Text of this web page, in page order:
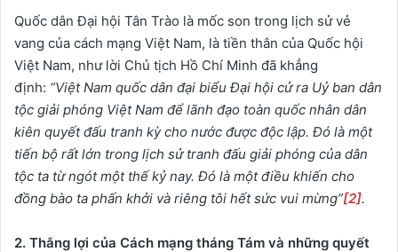
Quốc dân Đại hội Tân Trào là mốc son trong lịch sử vẻ
vang của cách mạng Việt Nam, là tiền thân của Quốc hội
Việt Nam, như lời Chủ tịch Hồ Chí Minh đã khẳng
định: “Việt Nam quốc dân đại biểu Đại hội cử ra Uỷ ban dân
tộc giải phóng Việt Nam để lãnh đạo toàn quốc nhân dân
kiên quyết đấu tranh kỳ cho nước được độc lập. Đó là một
tiến bộ rất lớn trong lịch sử tranh đấu giải phóng của dân
tộc ta từ ngót một thế kỷ nay. Đó là một điều khiến cho
đồng bào ta phấn khởi và riêng tôi hết sức vui mừng”[2].
2. Thắng lợi của Cách mạng tháng Tám và những quyết